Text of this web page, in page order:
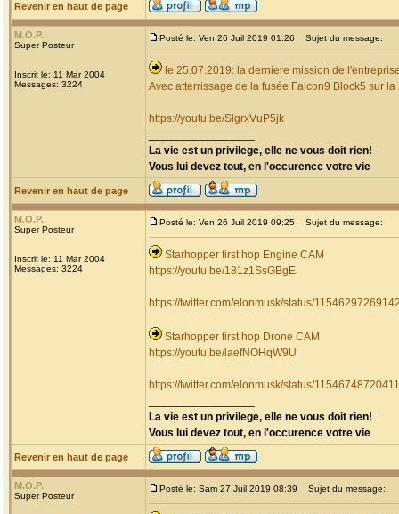
Revenir en haut de page
M.O.P.
Super Posteur
Inscrit le: 11 Mar 2004
Messages: 3224
Posté le: Ven 26 Juil 2019 01:26 Sujet du message:
le 25.07.2019: la derniere mission de
Avec atterrissage de la fusée Falcon9 Block5 sur
https://youtu.be/SlgrxVuP5jk
La vie est un privilege, elle ne vous doit rien!
Vous lui devez tout, en l'occurence votre vie
Revenir en haut de page
M.O.P.
Super Posteur
Inscrit le: 11 Mar 2004
Messages: 3224
Posté le: Ven 26 Juil 2019 09:25 Sujet du message:
Starhopper first hop Engine CAM
https://youtu.be/181z1SsGBgE
https://twitter.com/elonmusk/status/
Starhopper first hop Drone CAM
https://youtu.be/laefNOHqW9U
https://twitter.com/elonmusk/status/
La vie est un privilege, elle ne vous doit rien!
Vous lui devez tout, en l'occurence votre vie
Revenir en haut de page
M.O.P.
Super Posteur
Posté le: Sam 27 Juil 2019 08:39 Sujet du message: